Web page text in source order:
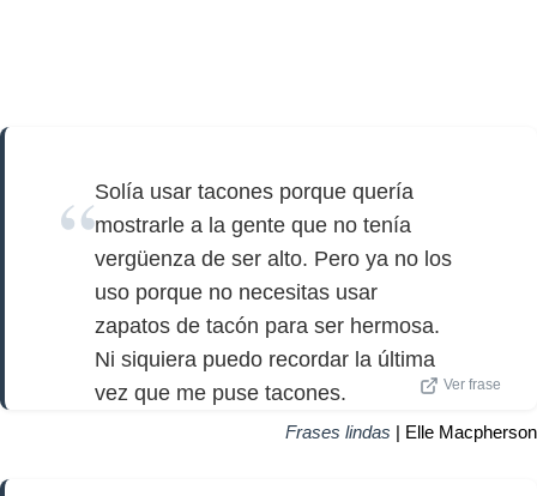
Solía usar tacones porque quería
mostrarle a la gente que no tenía
vergüenza de ser alto. Pero ya no los
uso porque no necesitas usar
zapatos de tacón para ser hermosa.
Ni siquiera puedo recordar la última
vez que me puse tacones.
Ver frase
Frases lindas | Elle Macpherson